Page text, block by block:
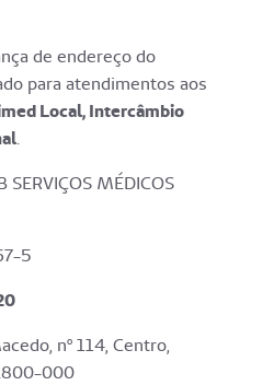
de endereço do
para atendimentos aos
Local, Intercâmbio
.
SERVIÇOS MÉDICOS
5
nº 114, Centro,
000